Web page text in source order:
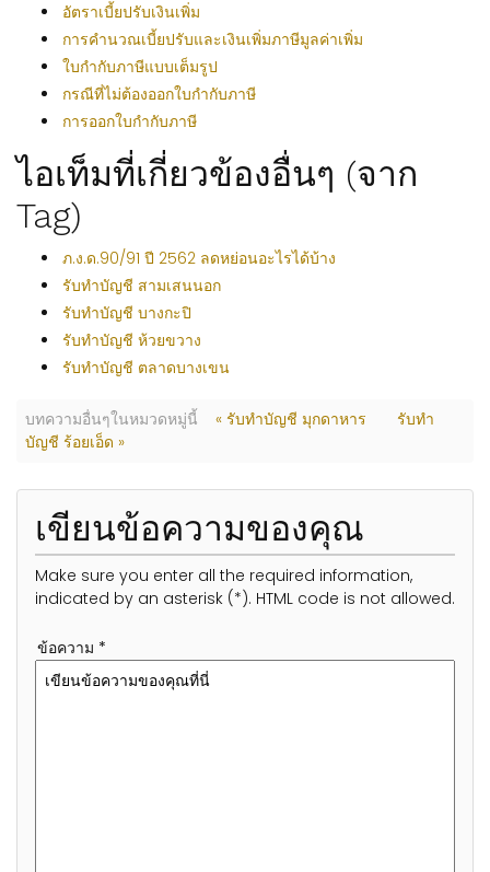
อัตราเบี้ยปรับเงินเพิ่ม
การคำนวณเบี้ยปรับและเงินเพิ่มภาษีมูลค่าเพิ่ม
ใบกำกับภาษีแบบเต็มรูป
กรณีที่ไม่ต้องออกใบกำกับภาษี
การออกใบกำกับภาษี
ไอเท็มที่เกี่ยวข้องอื่นๆ (จาก
Tag)
ภ.ง.ด.90/91 ปี 2562 ลดหย่อนอะไรได้บ้าง
รับทำบัญชี สามเสนนอก
รับทำบัญชี บางกะปิ
รับทำบัญชี ห้วยขวาง
รับทำบัญชี ตลาดบางเขน
บทความอื่นๆในหมวดหมู่นี้ « รับทำบัญชี มุกดาหาร
รับทำ
บัญชี ร้อยเอ็ด »
เขียนข้อความของคุณ
Make sure you enter all the required information,
indicated by an asterisk (*). HTML code is not allowed.
ข้อความ *